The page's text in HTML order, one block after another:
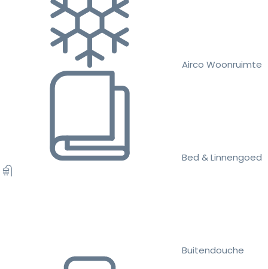
Airco Woonruimte
Bed & Linnengoed
Buitendouche